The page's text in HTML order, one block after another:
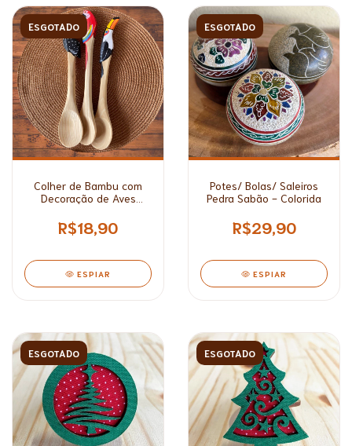
ESGOTADO
Colher de Bambu com
Decoração de Aves
R$18,90
ESPIAR
ESGOTADO
Potes/ Bolas/ Saleiros
Pedra Sabão - Colorida
R$29,90
ESPIAR
ESGOTADO ESGOTADO